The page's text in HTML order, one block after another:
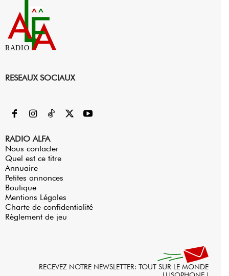
RADIO
RESEAUX SOCIAUX
RADIO ALFA
Nous contacter
Quel est ce titre
Annuaire
Petites annonces
Boutique
Mentions Légales
Charte de confidentialité
Règlement de jeu
RECEVEZ NOTRE NEWSLETTER: TOUT SUR LE MONDE